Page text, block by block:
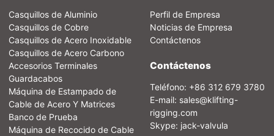
Casquillos de Aluminio
Casquillos de Cobre
Casquillos de Acero Inoxidable
Casquillos de Acero Carbono
Accesorios Terminales
Guardacabos
Máquina de Estampado de
Cable de Acero Y Matrices
Banco de Prueba
Máquina de Recocido de Cable
Perfil de Empresa
Noticias de Empresa
Contáctenos
Contáctenos
Teléfono: +86 312 679 3780
E-mail: sales@klifting-
rigging.com
Skype: jack-valvula